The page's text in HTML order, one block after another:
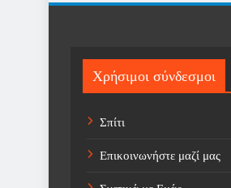
Χρήσιμοι σύνδεσμοι
Σπίτι
Επικοινωνήστε μαζί μας